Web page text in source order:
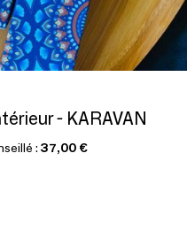
- KARAVAN
: 37,00 €